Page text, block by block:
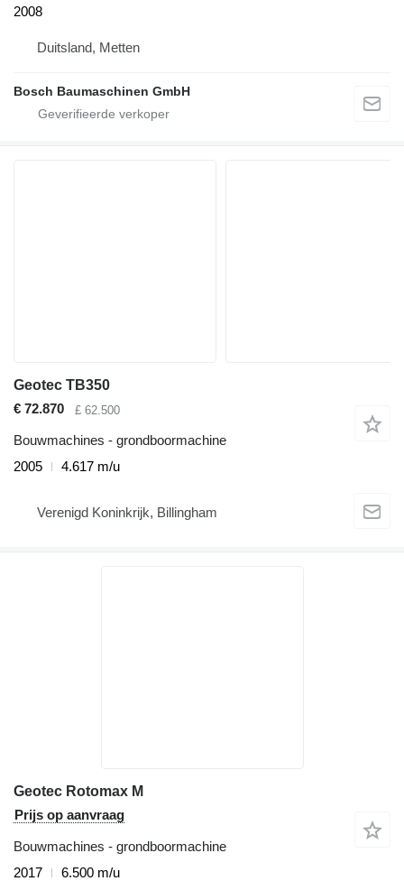
2008
Duitsland, Metten
Bosch Baumaschinen GmbH
Geotec TB350
€ 72.870
£ 62.500
Bouwmachines - grondboormachine
2005
4.617 m/u
Verenigd Koninkrijk, Billingham
Geotec Rotomax M
Prijs op aanvraag
Bouwmachines - grondboormachine
2017
6.500 m/u